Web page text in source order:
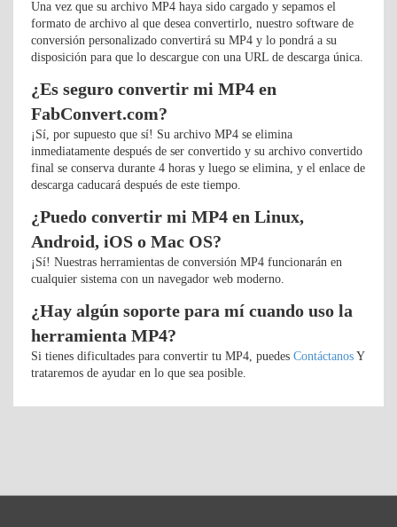
Una vez que su archivo MP4 haya sido cargado y sepamos el
formato de archivo al que desea convertirlo, nuestro software de
conversión personalizado convertirá su MP4 y lo pondrá a su
disposición para que lo descargue con una URL de descarga única.
¿Es seguro convertir mi MP4 en
FabConvert.com?
¡Sí, por supuesto que sí! Su archivo MP4 se elimina
inmediatamente después de ser convertido y su archivo convertido
final se conserva durante 4 horas y luego se elimina, y el enlace de
descarga caducará después de este tiempo.
¿Puedo convertir mi MP4 en Linux,
Android, iOS o Mac OS?
¡Sí! Nuestras herramientas de conversión MP4 funcionarán en
cualquier sistema con un navegador web moderno.
¿Hay algún soporte para mí cuando uso la
herramienta MP4?
Si tienes dificultades para convertir tu MP4, puedes Contáctanos Y
trataremos de ayudar en lo que sea posible.